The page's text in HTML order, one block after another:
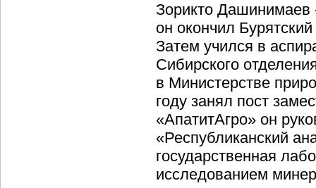
Зорикто Дашинимаев
он окончил
Затем учился в
Сибирского
в Министерстве
году занял пост
«АпатитАгро» он
«Республиканский
государственная
исследованием